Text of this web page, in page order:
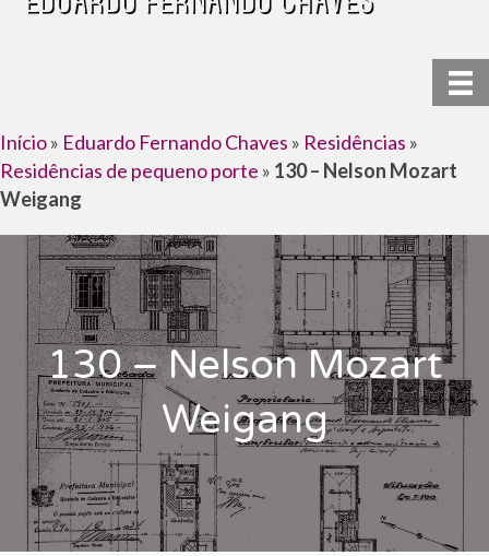
Início» Eduardo Fernando Chaves » Residências »
Residências de pequeno porte » 130 – Nelson Mozart
Weigang
130 – Nelson Mozart
Weigang